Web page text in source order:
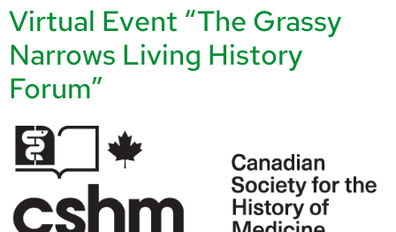
Virtual Event “The Grassy
Narrows Living History
Forum”